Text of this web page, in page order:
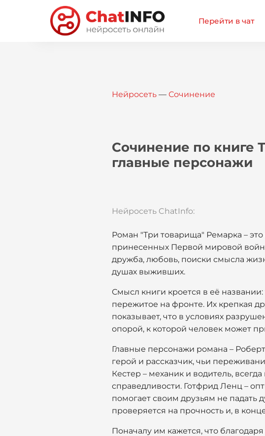
Перейти в чат
Нейросеть — Сочинение
Сочинение по книге
главные персонажи
Нейросеть ChatInfo:
Роман "Три товарища" Ремарка – это
принесенных Первой мировой
дружба, любовь, поиски смысла
душах выживших.
Смысл книги кроется в её
пережитое на фронте. Их крепкая
показывает, что в условиях
опорой, к которой человек может
Главные персонажи романа –
герой и рассказчик, чьи
Кестер – механик и водитель,
справедливости. Готфрид Ленц –
помогает своим друзьям не падать
проверяется на прочность и, в
Поначалу им кажется, что